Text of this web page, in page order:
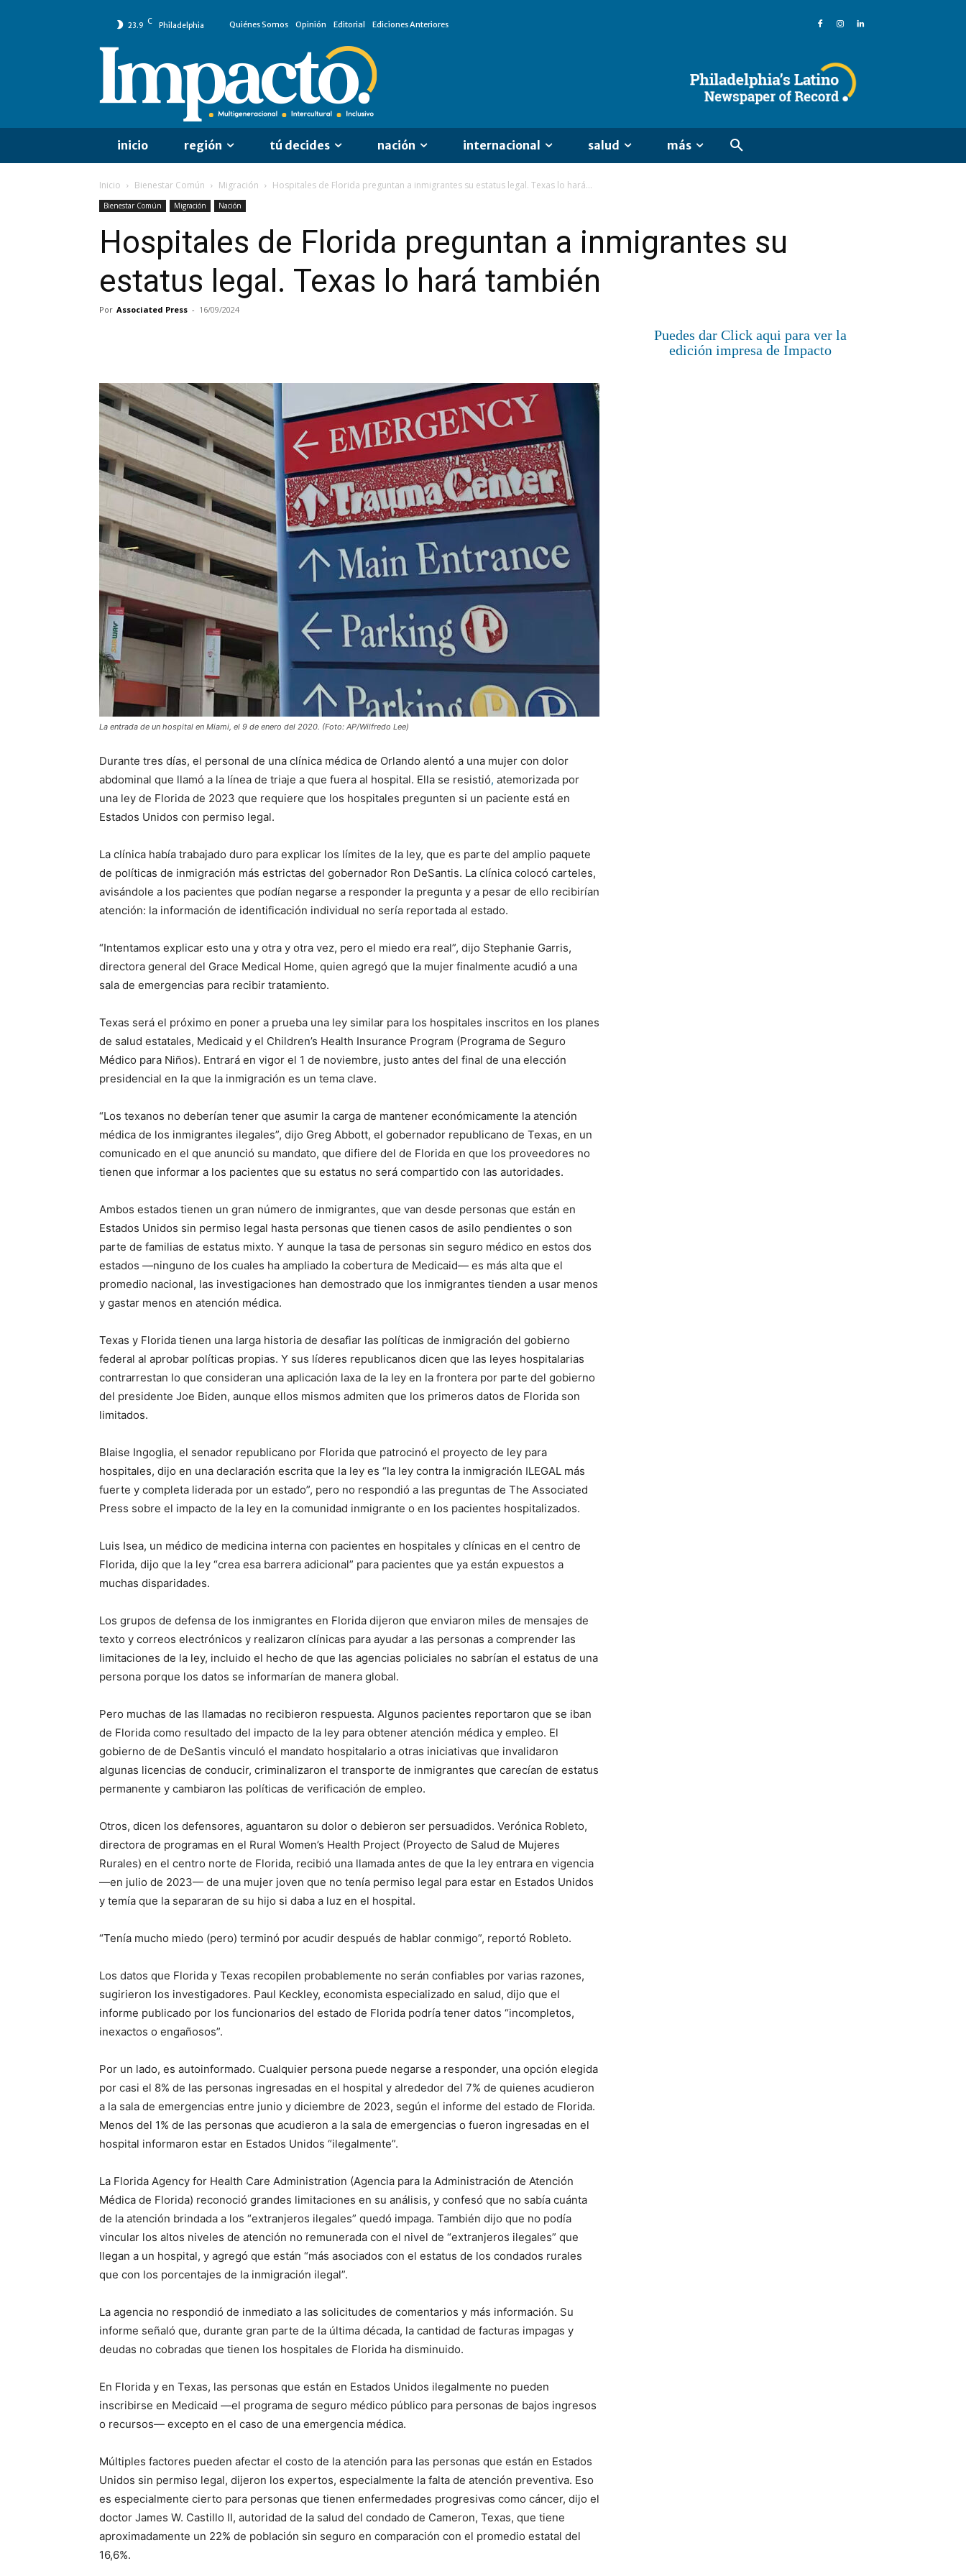
23.9 C Philadelphia Quiénes Somos Opinión Editorial Ediciones Anteriores
inicio región tú decides nación internacional salud más
Inicio Bienestar Común Migración Hospitales de Florida preguntan a inmigrantes su estatus legal. Texas lo hará...
Bienestar Común Migración Nación
Hospitales de Florida preguntan a inmigrantes su
estatus legal. Texas lo hará también
Por Associated Press - 16/09/2024
La entrada de un hospital en Miami, el 9 de enero del 2020. (Foto: AP/Wilfredo Lee)
Durante tres días, el personal de una clínica médica de Orlando alentó a una mujer con dolor
abdominal que llamó a la línea de triaje a que fuera al hospital. Ella se resistió, atemorizada por
una ley de Florida de 2023 que requiere que los hospitales pregunten si un paciente está en
Estados Unidos con permiso legal.
La clínica había trabajado duro para explicar los límites de la ley, que es parte del amplio paquete
de políticas de inmigración más estrictas del gobernador Ron DeSantis. La clínica colocó carteles,
avisándole a los pacientes que podían negarse a responder la pregunta y a pesar de ello recibirían
atención: la información de identificación individual no sería reportada al estado.
“Intentamos explicar esto una y otra y otra vez, pero el miedo era real”, dijo Stephanie Garris,
directora general del Grace Medical Home, quien agregó que la mujer finalmente acudió a una
sala de emergencias para recibir tratamiento.
Texas será el próximo en poner a prueba una ley similar para los hospitales inscritos en los planes
de salud estatales, Medicaid y el Children’s Health Insurance Program (Programa de Seguro
Médico para Niños). Entrará en vigor el 1 de noviembre, justo antes del final de una elección
presidencial en la que la inmigración es un tema clave.
“Los texanos no deberían tener que asumir la carga de mantener económicamente la atención
médica de los inmigrantes ilegales”, dijo Greg Abbott, el gobernador republicano de Texas, en un
comunicado en el que anunció su mandato, que difiere del de Florida en que los proveedores no
tienen que informar a los pacientes que su estatus no será compartido con las autoridades.
Ambos estados tienen un gran número de inmigrantes, que van desde personas que están en
Estados Unidos sin permiso legal hasta personas que tienen casos de asilo pendientes o son
parte de familias de estatus mixto. Y aunque la tasa de personas sin seguro médico en estos dos
estados —ninguno de los cuales ha ampliado la cobertura de Medicaid— es más alta que el
promedio nacional, las investigaciones han demostrado que los inmigrantes tienden a usar menos
y gastar menos en atención médica.
Texas y Florida tienen una larga historia de desafiar las políticas de inmigración del gobierno
federal al aprobar políticas propias. Y sus líderes republicanos dicen que las leyes hospitalarias
contrarrestan lo que consideran una aplicación laxa de la ley en la frontera por parte del gobierno
del presidente Joe Biden, aunque ellos mismos admiten que los primeros datos de Florida son
limitados.
Blaise Ingoglia, el senador republicano por Florida que patrocinó el proyecto de ley para
hospitales, dijo en una declaración escrita que la ley es “la ley contra la inmigración ILEGAL más
fuerte y completa liderada por un estado”, pero no respondió a las preguntas de The Associated
Press sobre el impacto de la ley en la comunidad inmigrante o en los pacientes hospitalizados.
Luis Isea, un médico de medicina interna con pacientes en hospitales y clínicas en el centro de
Florida, dijo que la ley “crea esa barrera adicional” para pacientes que ya están expuestos a
muchas disparidades.
Los grupos de defensa de los inmigrantes en Florida dijeron que enviaron miles de mensajes de
texto y correos electrónicos y realizaron clínicas para ayudar a las personas a comprender las
limitaciones de la ley, incluido el hecho de que las agencias policiales no sabrían el estatus de una
persona porque los datos se informarían de manera global.
Pero muchas de las llamadas no recibieron respuesta. Algunos pacientes reportaron que se iban
de Florida como resultado del impacto de la ley para obtener atención médica y empleo. El
gobierno de de DeSantis vinculó el mandato hospitalario a otras iniciativas que invalidaron
algunas licencias de conducir, criminalizaron el transporte de inmigrantes que carecían de estatus
permanente y cambiaron las políticas de verificación de empleo.
Otros, dicen los defensores, aguantaron su dolor o debieron ser persuadidos. Verónica Robleto,
directora de programas en el Rural Women’s Health Project (Proyecto de Salud de Mujeres
Rurales) en el centro norte de Florida, recibió una llamada antes de que la ley entrara en vigencia
—en julio de 2023— de una mujer joven que no tenía permiso legal para estar en Estados Unidos
y temía que la separaran de su hijo si daba a luz en el hospital.
“Tenía mucho miedo (pero) terminó por acudir después de hablar conmigo”, reportó Robleto.
Los datos que Florida y Texas recopilen probablemente no serán confiables por varias razones,
sugirieron los investigadores. Paul Keckley, economista especializado en salud, dijo que el
informe publicado por los funcionarios del estado de Florida podría tener datos “incompletos,
inexactos o engañosos”.
Por un lado, es autoinformado. Cualquier persona puede negarse a responder, una opción elegida
por casi el 8% de las personas ingresadas en el hospital y alrededor del 7% de quienes acudieron
a la sala de emergencias entre junio y diciembre de 2023, según el informe del estado de Florida.
Menos del 1% de las personas que acudieron a la sala de emergencias o fueron ingresadas en el
hospital informaron estar en Estados Unidos “ilegalmente”.
La Florida Agency for Health Care Administration (Agencia para la Administración de Atención
Médica de Florida) reconoció grandes limitaciones en su análisis, y confesó que no sabía cuánta
de la atención brindada a los “extranjeros ilegales” quedó impaga. También dijo que no podía
vincular los altos niveles de atención no remunerada con el nivel de “extranjeros ilegales” que
llegan a un hospital, y agregó que están “más asociados con el estatus de los condados rurales
que con los porcentajes de la inmigración ilegal”.
La agencia no respondió de inmediato a las solicitudes de comentarios y más información. Su
informe señaló que, durante gran parte de la última década, la cantidad de facturas impagas y
deudas no cobradas que tienen los hospitales de Florida ha disminuido.
En Florida y en Texas, las personas que están en Estados Unidos ilegalmente no pueden
inscribirse en Medicaid —el programa de seguro médico público para personas de bajos ingresos
o recursos— excepto en el caso de una emergencia médica.
Múltiples factores pueden afectar el costo de la atención para las personas que están en Estados
Unidos sin permiso legal, dijeron los expertos, especialmente la falta de atención preventiva. Eso
es especialmente cierto para personas que tienen enfermedades progresivas como cáncer, dijo el
doctor James W. Castillo II, autoridad de la salud del condado de Cameron, Texas, que tiene
aproximadamente un 22% de población sin seguro en comparación con el promedio estatal del
16,6%.
Puedes dar Click aqui para ver la
edición impresa de Impacto